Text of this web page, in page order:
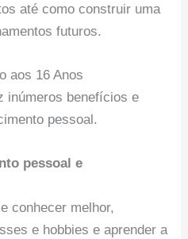
até como construir uma
futuros.
aos 16 Anos
inúmeros benefícios e
pessoal.
pessoal e
conhecer melhor,
e hobbies e aprender a